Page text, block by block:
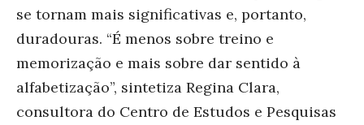
se tornam mais significativas e, portanto,
duradouras. “É menos sobre treino e
memorização e mais sobre dar sentido à
alfabetização”, sintetiza Regina Clara,
consultora do Centro de Estudos e Pesquisas